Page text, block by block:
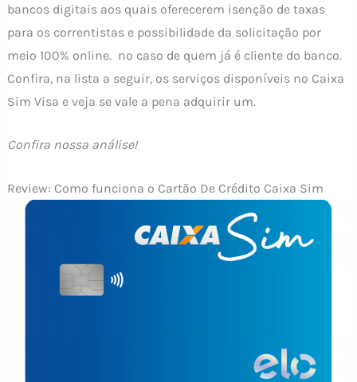
bancos digitais aos quais oferecerem isenção de taxas
para os correntistas e possibilidade da solicitação por
meio 100% online. no caso de quem já é cliente do banco.
Confira, na lista a seguir, os serviços disponíveis no Caixa
Sim Visa e veja se vale a pena adquirir um.
Confira nossa análise!
Review: Como funciona o Cartão De Crédito Caixa Sim